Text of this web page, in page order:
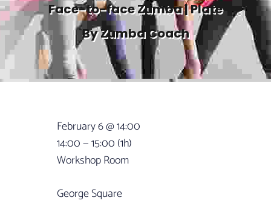
Face-to-face Zumba | Plate
By Zumba Coach
February 6 @ 14:00
14:00 — 15:00 (1h)
Workshop Room
George Square